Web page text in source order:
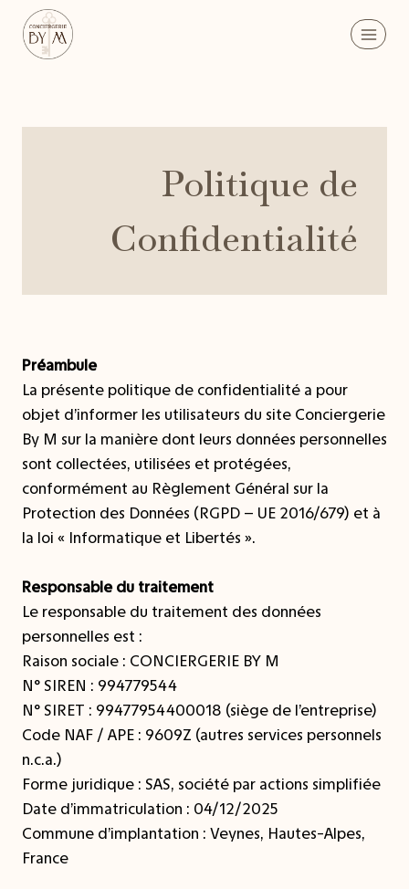
contenu
Politique de
Confidentialité
Préambule
La présente politique de confidentialité a pour
objet d’informer les utilisateurs du site Conciergerie
By M sur la manière dont leurs données personnelles
sont collectées, utilisées et protégées,
conformément au Règlement Général sur la
Protection des Données (RGPD – UE 2016/679) et à
la loi « Informatique et Libertés ».
Responsable du traitement
Le responsable du traitement des données
personnelles est :
Raison sociale : CONCIERGERIE BY M
N° SIREN : 994779544
N° SIRET : 99477954400018 (siège de l’entreprise)
Code NAF / APE : 9609Z (autres services personnels
n.c.a.)
Forme juridique : SAS, société par actions simplifiée
Date d’immatriculation : 04/12/2025
Commune d’implantation : Veynes, Hautes-Alpes,
France